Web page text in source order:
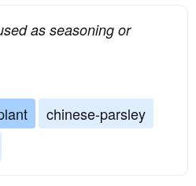
as seasoning or
chinese-parsley